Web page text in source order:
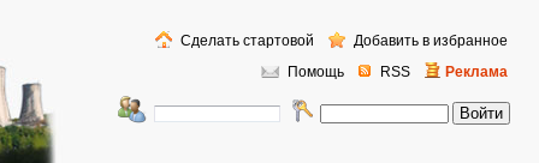
Помощь RSS Реклама
Сделать стартовой Добавить в избранное